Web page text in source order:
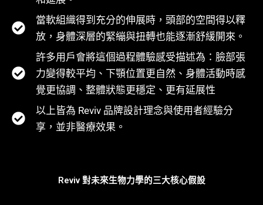
當軟組織得到充分的伸展時，頭部的空間得以釋
放，身體深層的緊繃與扭轉也能逐漸舒緩開來。
許多用戶會將這個過程體驗感受描述為：臉部張
力變得較平均、下顎位置更自然、身體活動時感
覺更協調、整體狀態更穩定、更有延展性
以上皆為 Reviv 品牌設計理念與使用者經驗分
享，並非醫療效果。
Reviv 對未來生物力學的三大核心假設